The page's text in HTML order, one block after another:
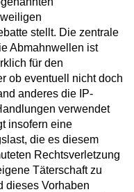
stellt. Die zentrale
Abmahnwellen ist
für den
ob eventuell nicht doch
anderes die IP-
verwendet
insofern eine
die es diesem
Rechtsverletzung
Täterschaft zu
dieses Vorhaben